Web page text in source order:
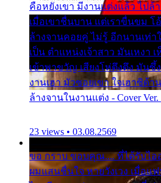
คือหยังเขา มีงานแต่งแล้ว ไปล้
เมื่อเขาชื่นบาน แต่เราขื่นขม โ
ล้างจานคอยคู่ ไม่รู้ อีกนานเท่า
เป็น ตำแหน่งเจ้าสาว มันเหงา
เข้าพาขวัญ เสียงโห่ตึงตึง มันซึ้
งานเฮา มัวซอยเขา ใจเฮาซิด้
ล้างจานในงานแต่ง - Cover
23 views • 03.08.2569
ขอ กราบ ขอบคุณ.... ที่ได้รับไ
ผมแสนชื่นใจ หายวังเวง เมื่อแ